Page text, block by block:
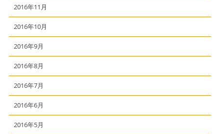
2016年11月
2016年10月
2016年9月
2016年8月
2016年7月
2016年6月
2016年5月